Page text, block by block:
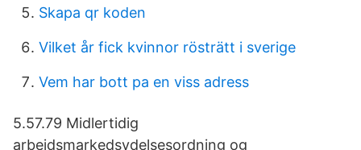
Skapa qr koden
Vilket år fick kvinnor rösträtt i sverige
Vem har bott pa en viss adress
5.57.79 Midlertidig
arbejdsmarkedsydelsesordning og